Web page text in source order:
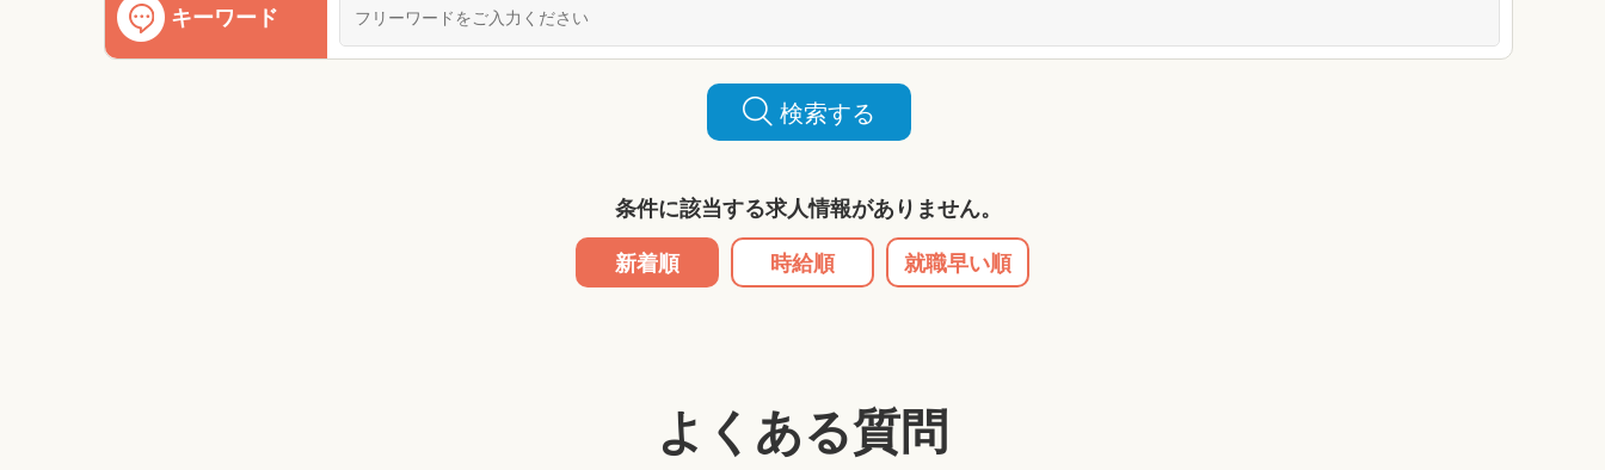
キーワード
検索する
条件に該当する求人情報がありません。
新着順
時給順 就職早い順
よくある質問